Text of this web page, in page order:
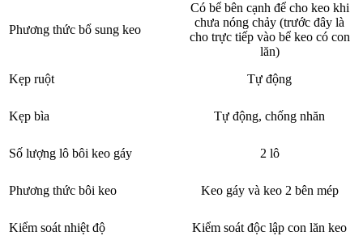
Phương thức bổ sung keo
Có bể bên cạnh để cho keo khi
chưa nóng chảy (trước đây là
cho trực tiếp vào bể keo có con
lăn)
Kẹp ruột
Tự động
Kẹp bìa Tự động, chống nhăn
Số lượng lô bôi keo gáy 2 lô
Phương thức bôi keo Keo gáy và keo 2 bên mép
Kiểm soát nhiệt độ Kiểm soát độc lập con lăn keo